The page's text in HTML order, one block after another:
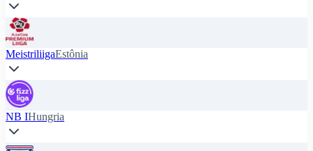
MeistriliigaEstônia
NB IHungria